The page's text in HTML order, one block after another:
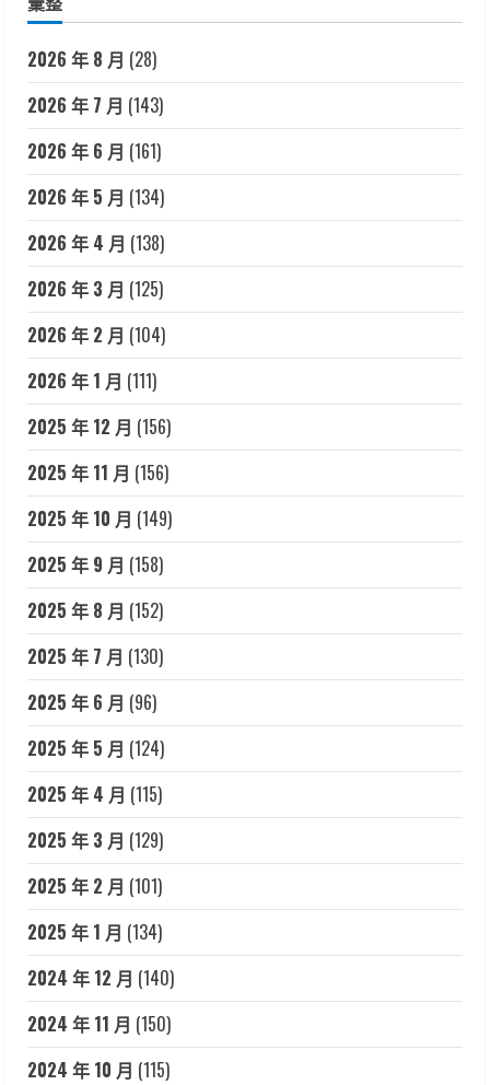
2026 年 8 月 (28)
2026 年 7 月 (143)
2026 年 6 月 (161)
2026 年 5 月 (134)
2026 年 4 月 (138)
2026 年 3 月 (125)
2026 年 2 月 (104)
2026 年 1 月 (111)
2025 年 12 月 (156)
2025 年 11 月 (156)
2025 年 10 月 (149)
2025 年 9 月 (158)
2025 年 8 月 (152)
2025 年 7 月 (130)
2025 年 6 月 (96)
2025 年 5 月 (124)
2025 年 4 月 (115)
2025 年 3 月 (129)
2025 年 2 月 (101)
2025 年 1 月 (134)
2024 年 12 月 (140)
2024 年 11 月 (150)
2024 年 10 月 (115)